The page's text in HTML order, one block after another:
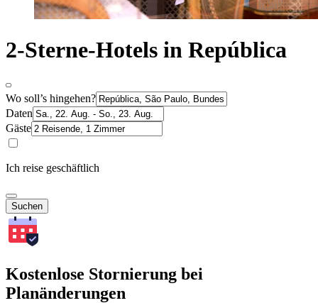
2-Sterne-Hotels in República
Wo soll’s hingehen?
Daten
Gäste
Ich reise geschäftlich
Suchen
Kostenlose Stornierung bei
Planänderungen